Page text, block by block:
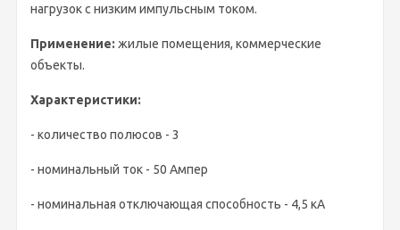
нагрузок с низким импульсным током.
Применение: жилые помещения, коммерческие
объекты.
Характеристики:
- количество полюсов - 3
- номинальный ток - 50 Ампер
- номинальная отключающая способность - 4,5 кА